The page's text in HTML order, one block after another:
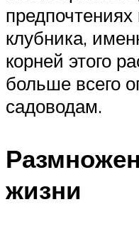
предпочтениях
клубника,
корней этого
больше всего
садоводам.
жизни